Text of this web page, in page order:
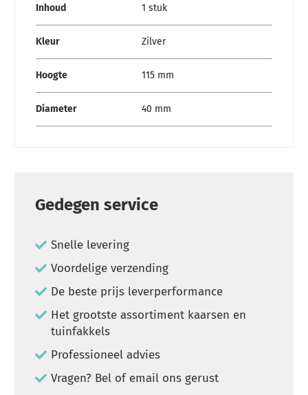
Inhoud 1 stuk
Kleur Zilver
Hoogte 115 mm
Diameter 40 mm
Gedegen service
Snelle levering
Voordelige verzending
De beste prijs leverperformance
Het grootste assortiment kaarsen en
tuinfakkels
Professioneel advies
Vragen? Bel of email ons gerust